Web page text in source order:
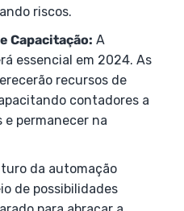
riscos.
Capacitação: A
essencial em 2024. As
recursos de
contadores a
permanecer na
da automação
de possibilidades